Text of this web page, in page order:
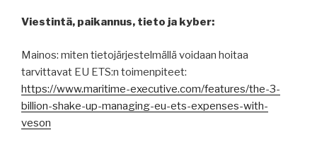
Viestintä, paikannus, tieto ja kyber:
Mainos: miten tietojärjestelmällä voidaan hoitaa
tarvittavat EU ETS:n toimenpiteet:
https://www.maritime-executive.com/features/the-3-
billion-shake-up-managing-eu-ets-expenses-with-
veson